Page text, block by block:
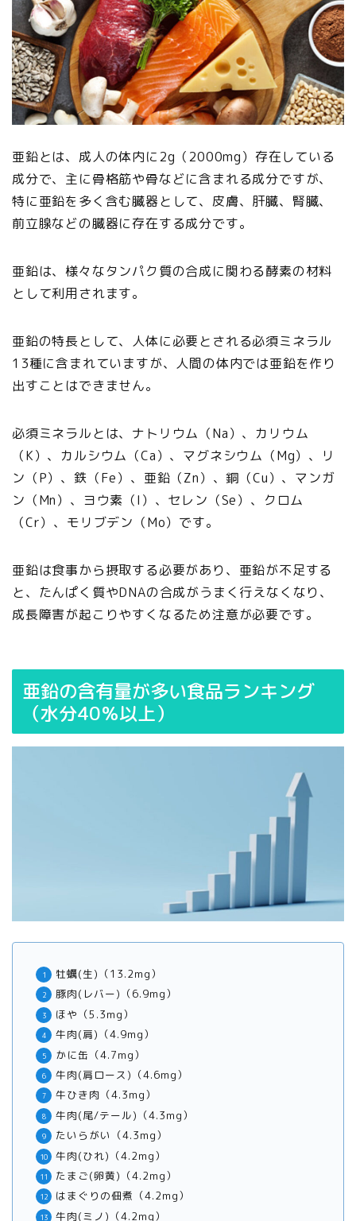
亜鉛とは、成人の体内に2g（2000mg）存在している
成分で、主に骨格筋や骨などに含まれる成分ですが、
特に亜鉛を多く含む臓器として、皮膚、肝臓、腎臓、
前立腺などの臓器に存在する成分です。
亜鉛は、様々なタンパク質の合成に関わる酵素の材料
として利用されます。
亜鉛の特長として、人体に必要とされる必須ミネラル
13種に含まれていますが、人間の体内では亜鉛を作り
出すことはできません。
必須ミネラルとは、ナトリウム（Na）、カリウム
（K）、カルシウム（Ca）、マグネシウム（Mg）、リ
ン（P）、鉄（Fe）、亜鉛（Zn）、銅（Cu）、マンガ
ン（Mn）、ヨウ素（I）、セレン（Se）、クロム
（Cr）、モリブデン（Mo）です。
亜鉛は食事から摂取する必要があり、亜鉛が不足する
と、たんぱく質やDNAの合成がうまく行えなくなり、
成長障害が起こりやすくなるため注意が必要です。
亜鉛の含有量が多い食品ランキング
（水分40％以上）
牡蠣(生)（13.2mg）
豚肉(レバー)（6.9mg）
ほや（5.3mg）
牛肉(肩)（4.9mg）
かに缶（4.7mg）
牛肉(肩ロース)（4.6mg）
牛ひき肉（4.3mg）
牛肉(尾/テール)（4.3mg）
たいらがい（4.3mg）
牛肉(ひれ)（4.2mg）
たまご(卵黄)（4.2mg）
はまぐりの佃煮（4.2mg）
牛肉(ミノ)（4.2mg）